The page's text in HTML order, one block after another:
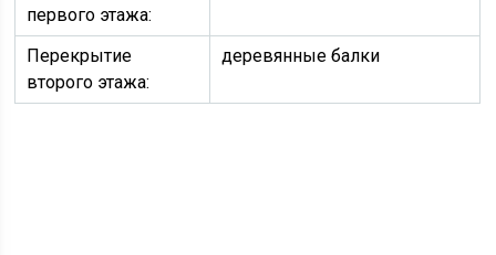
первого этажа:
Перекрытие
второго этажа:
деревянные балки